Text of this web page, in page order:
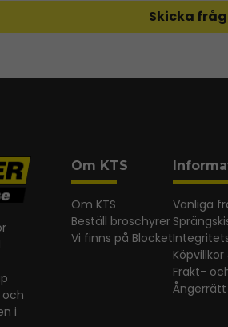
Skicka
och
i
Om KTS
Om KTS
Beställ broschyrer
Vi finns på Blocket
Vanliga
Frakt-